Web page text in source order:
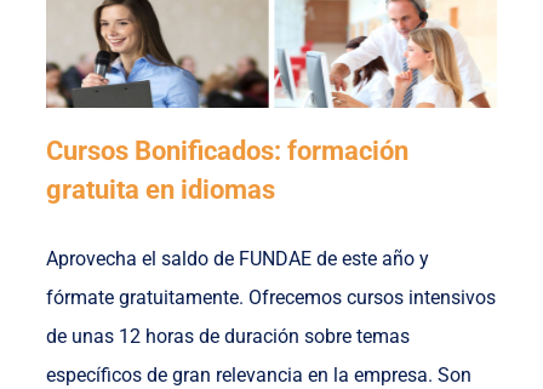
Cursos Bonificados: formación
gratuita en idiomas
Aprovecha el saldo de FUNDAE de este año y
fórmate gratuitamente. Ofrecemos cursos intensivos
de unas 12 horas de duración sobre temas
específicos de gran relevancia en la empresa. Son